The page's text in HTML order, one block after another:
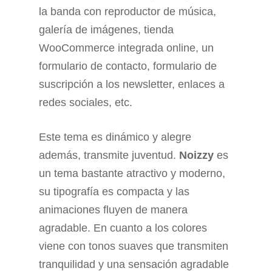
la banda con reproductor de música,
galería de imágenes, tienda
WooCommerce integrada online, un
formulario de contacto, formulario de
suscripción a los newsletter, enlaces a
redes sociales, etc.
Este tema es dinámico y alegre
además, transmite juventud. Noizzy es
un tema bastante atractivo y moderno,
su tipografía es compacta y las
animaciones fluyen de manera
agradable. En cuanto a los colores
viene con tonos suaves que transmiten
tranquilidad y una sensación agradable